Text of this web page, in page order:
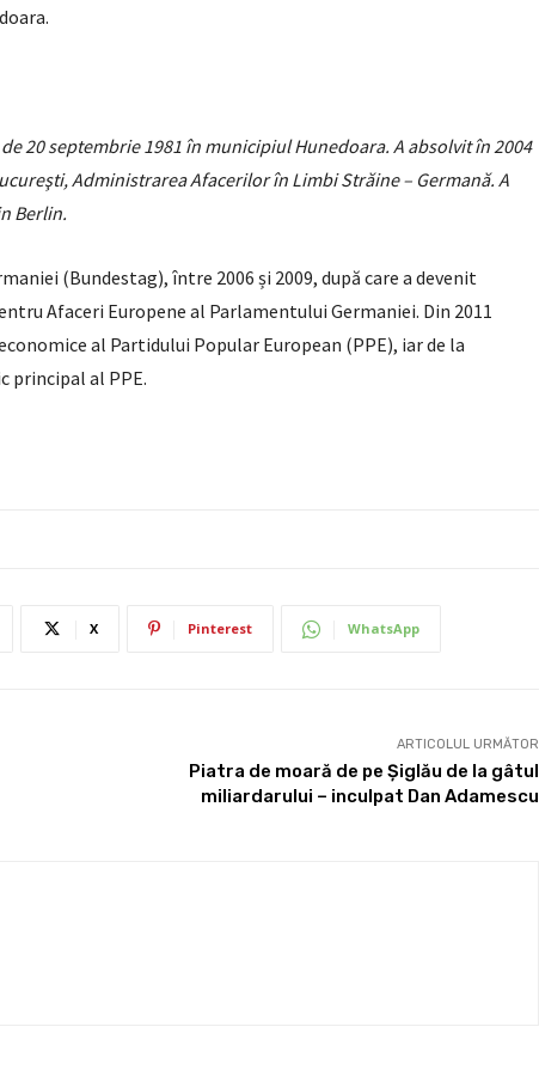
20 septembrie 1981 în municipiul Hunedoara. A absolvit în 2004
Administrarea Afacerilor în Limbi Străine – Germană. A
Berlin.
(Bundestag), între 2006 și 2009, după care a devenit
Afaceri Europene al Parlamentului Germaniei. Din 2011
al Partidului Popular European (PPE), iar de la
principal al PPE.
X Pinterest WhatsApp
ARTICOLUL URMĂTOR
Piatra de moară de pe Şiglău de la gâtul
miliardarului – inculpat Dan Adamescu